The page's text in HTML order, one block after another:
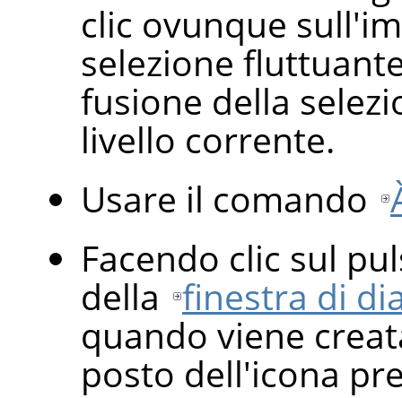
clic ovunque
selezione
fusione della
livello corrente.
Usare il comando
Facendo clic sul
della finestra di
quando viene
posto dell'icona